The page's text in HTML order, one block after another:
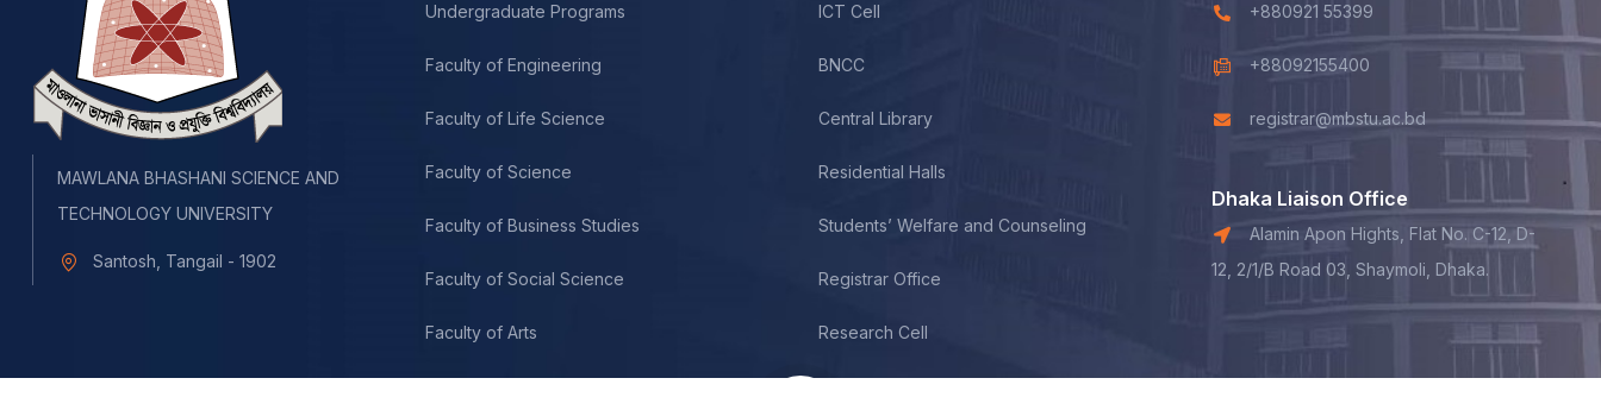
MAWLANA BHASHANI SCIENCE AND
TECHNOLOGY UNIVERSITY
Santosh, Tangail - 1902
Undergraduate Programs
Faculty of Engineering
Faculty of Life Science
Faculty of Science
Faculty of Business Studies
Faculty of Social Science
Faculty of Arts
ICT Cell
BNCC
Central Library
Residential Halls
Students’ Welfare and Counseling
Registrar Office
Research Cell
+880921 55399
+88092155400
registrar@mbstu.ac.bd
Dhaka Liaison Office
Alamin Apon Hights, Flat No. C-12, D-
12, 2/1/B Road 03, Shaymoli, Dhaka.